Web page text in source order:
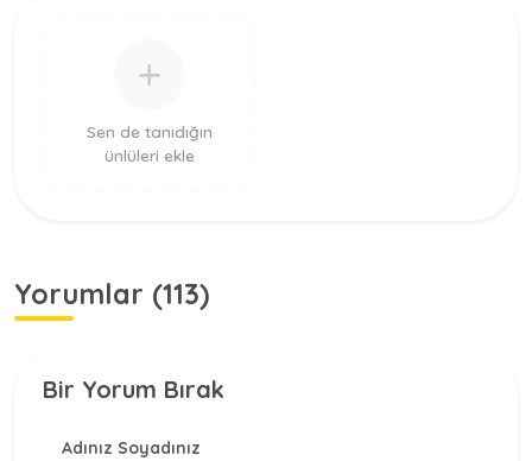
Sen de tanıdığın
ünlüleri ekle
Yorumlar (113)
Bir Yorum Bırak
Adınız Soyadınız